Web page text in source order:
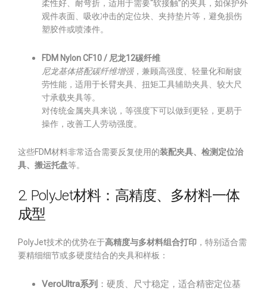
柔性好、耐弯折，适用于需要“软接触”的夹具，如保护外
观件表面、吸收冲击的定位块、夹持垫片等，避免损伤
塑胶件或喷漆件。
FDM Nylon CF10 / 尼龙12碳纤维
尼龙基体搭配碳纤维增强，兼顾高强度、轻量化和耐疲
劳性能，适用于长臂夹具、扭矩工具辅助夹具、较大尺
寸承载夹具等。
对传统金属夹具来说，等强度下可以做到更轻，更易于
操作，改善工人劳动强度。
这些FDM材料非常适合需要反复使用的装配夹具、检测定位治
具、搬运托盘等。
2. PolyJet材料：高精度、多材料一体
成型
PolyJet技术的优势在于高精度与多材料组合打印 ，特别适合需
要精细细节或多硬度结合的夹具和样板：
VeroUltra系列 ：硬质、尺寸稳定，适合精密定位基